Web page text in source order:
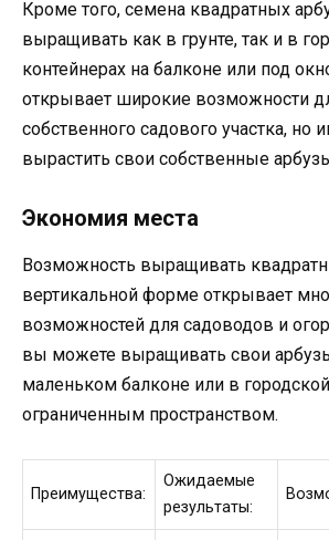
Кроме того, семена квадратных
выращивать как в грунте, так и в
контейнерах на балконе или под
открывает широкие возможности
собственного садового участка,
вырастить свои собственные
Экономия места
Возможность выращивать
вертикальной форме открывает
возможностей для садоводов и
вы можете выращивать свои
маленьком балконе или в
ограниченным пространством.
Преимущества:
Ожидаемые
результаты: